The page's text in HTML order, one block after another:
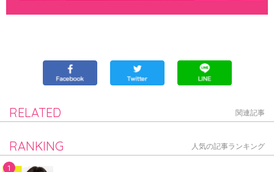
RELATED 関連記事
RANKING 人気の記事ランキング